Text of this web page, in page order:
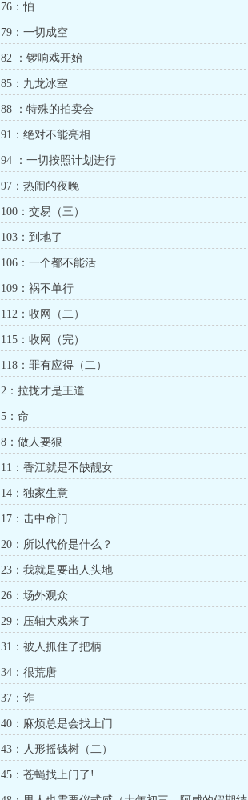
76：怕
79：一切成空
82 ：锣响戏开始
85：九龙冰室
88 ：特殊的拍卖会
91：绝对不能亮相
94 ：一切按照计划进行
97：热闹的夜晚
100：交易（三）
103：到地了
106：一个都不能活
109：祸不单行
112：收网（二）
115：收网（完）
118：罪有应得（二）
2：拉拢才是王道
5：命
8：做人要狠
11：香江就是不缺靓女
14：独家生意
17：击中命门
20：所以代价是什么？
23：我就是要出人头地
26：场外观众
29：压轴大戏来了
31：被人抓住了把柄
34：很荒唐
37：诈
40：麻烦总是会找上门
43：人形摇钱树（二）
45：苍蝇找上门了!